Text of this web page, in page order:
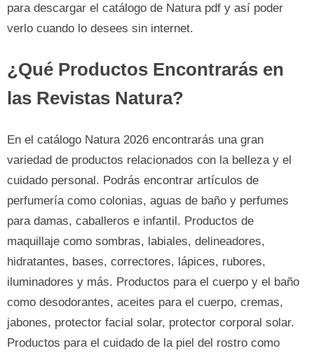
para descargar el catálogo de Natura pdf y así poder
verlo cuando lo desees sin internet.
¿Qué Productos Encontrarás en
las Revistas Natura?
En el catálogo Natura 2026 encontrarás una gran
variedad de productos relacionados con la belleza y el
cuidado personal. Podrás encontrar artículos de
perfumería como colonias, aguas de baño y perfumes
para damas, caballeros e infantil. Productos de
maquillaje como sombras, labiales, delineadores,
hidratantes, bases, correctores, lápices, rubores,
iluminadores y más. Productos para el cuerpo y el baño
como desodorantes, aceites para el cuerpo, cremas,
jabones, protector facial solar, protector corporal solar.
Productos para el cuidado de la piel del rostro como